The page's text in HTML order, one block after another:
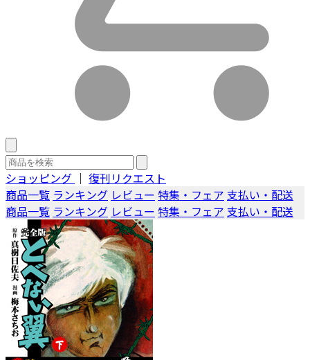
ショッピング ｜ 復刊リクエスト
商品一覧 ランキング レビュー 特集・フェア 支払い・配送
商品一覧 ランキング レビュー 特集・フェア 支払い・配送